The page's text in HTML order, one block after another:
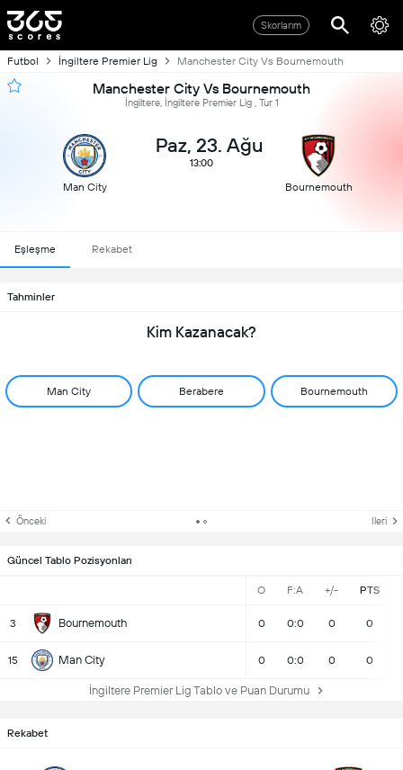
Skorlarım
Futbol İngiltere Premier Lig Manchester City Vs Bournemouth
Manchester City Vs Bournemouth
İngiltere, İngiltere Premier Lig , Tur 1
Man City
Paz, 23. Ağu
13:00
Bournemouth
Eşleşme Rekabet
Tahminler
Kim Kazanacak?
Man City Berabere Bournemouth
Önceki Ileri
Güncel Tablo Pozisyonları
O F:A +/- PTS
3 Bournemouth 0 0:0 0 0
15 Man City 0 0:0 0 0
İngiltere Premier Lig Tablo ve Puan Durumu
Rekabet